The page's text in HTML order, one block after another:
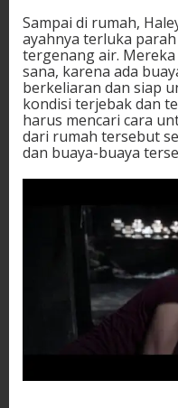
Sampai di rumah,
ayahnya terluka
tergenang air.
sana, karena ada
berkeliaran dan siap
kondisi terjebak dan
harus mencari cara
dari rumah tersebut
dan buaya-buaya